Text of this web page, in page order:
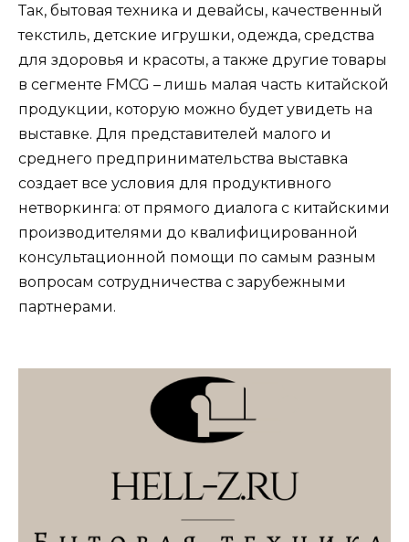
Так, бытовая техника и девайсы, качественный
текстиль, детские игрушки, одежда, средства
для здоровья и красоты, а также другие товары
в сегменте FMCG – лишь малая часть китайской
продукции, которую можно будет увидеть на
выставке. Для представителей малого и
среднего предпринимательства выставка
создает все условия для продуктивного
нетворкинга: от прямого диалога с китайскими
производителями до квалифицированной
консультационной помощи по самым разным
вопросам сотрудничества с зарубежными
партнерами.